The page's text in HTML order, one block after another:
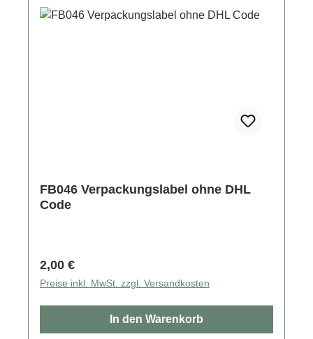
FB046 Verpackungslabel ohne DHL
Code
Regulärer Preis:
2,00 €
Preise inkl. MwSt. zzgl. Versandkosten
In den Warenkorb